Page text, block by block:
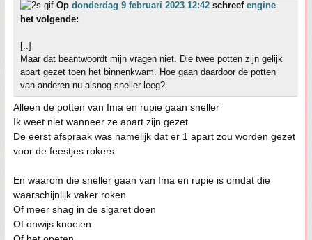
Op donderdag 9 februari 2023 12:42 schreef engine
het volgende:
[..]
Maar dat beantwoordt mijn vragen niet. Die twee potten zijn gelijk
apart gezet toen het binnenkwam. Hoe gaan daardoor de potten
van anderen nu alsnog sneller leeg?
Alleen de potten van Ima en rupie gaan sneller
Ik weet niet wanneer ze apart zijn gezet
De eerst afspraak was namelijk dat er 1 apart zou worden gezet
voor de feestjes rokers
En waarom die sneller gaan van Ima en rupie is omdat die
waarschijnlijk vaker roken
Of meer shag in de sigaret doen
Of onwijs knoeien